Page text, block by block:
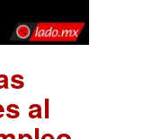
al